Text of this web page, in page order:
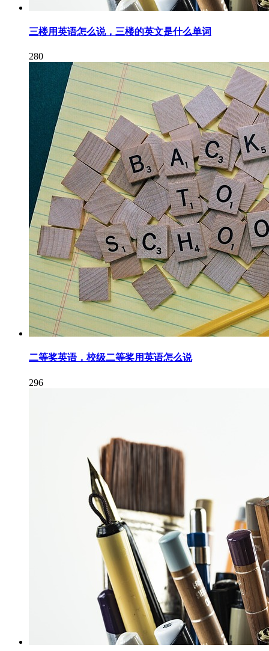
三楼用英语怎么说，三楼的英文是什么单词
280
二等奖英语，校级二等奖用英语怎么说
296